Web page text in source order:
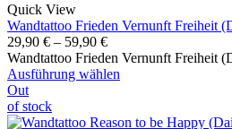
Quick View
Wandtattoo Frieden Vernunft Freiheit
29,90 € – 59,90 €
Wandtattoo Frieden Vernunft Freiheit
Ausführung wählen
Out
of stock